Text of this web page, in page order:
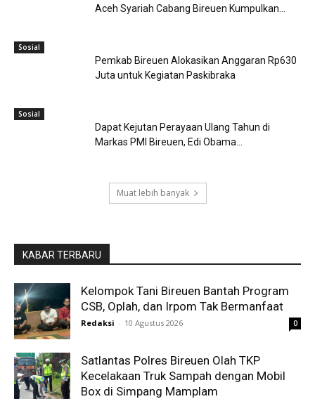
Aceh Syariah Cabang Bireuen Kumpulkan...
Sosial
Pemkab Bireuen Alokasikan Anggaran Rp630
Juta untuk Kegiatan Paskibraka
Sosial
Dapat Kejutan Perayaan Ulang Tahun di
Markas PMI Bireuen, Edi Obama...
Muat lebih banyak
KABAR TERBARU
Kelompok Tani Bireuen Bantah Program
CSB, Oplah, dan Irpom Tak Bermanfaat
Redaksi - 10 Agustus 2026 0
Satlantas Polres Bireuen Olah TKP
Kecelakaan Truk Sampah dengan Mobil
Box di Simpang Mamplam